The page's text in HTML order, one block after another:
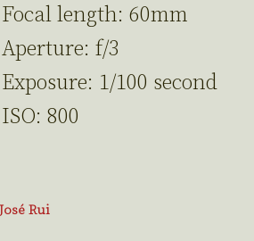
Focal length: 60mm
Aperture: f/3
Exposure: 1/100 second
ISO: 800
José Rui